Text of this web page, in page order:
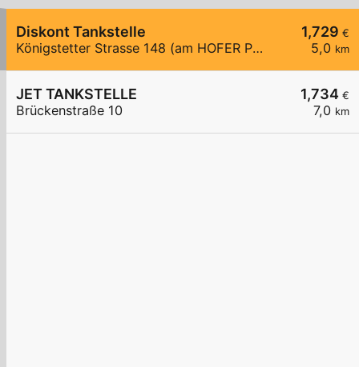
1,729 €
5,0 km
Diskont Tankstelle
Königstetter Strasse 148 (am HOFER Parkplatz)
1,734 €
7,0 km
JET TANKSTELLE
Brückenstraße 10